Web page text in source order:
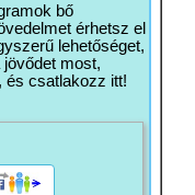
bő
érhetsz el
lehetőséget,
most,
és csatlakozz itt!